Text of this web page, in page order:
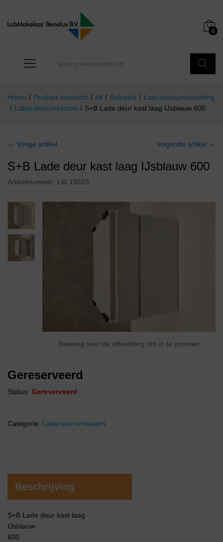
0
Home / Product overzicht / All / Saleable / Laboratoriuminrichting
/ Laboratoriumkasten / S+B Lade deur kast laag IJsblauw 600
← Vorige artikel volgende artikel →
S+B Lade deur kast laag IJsblauw 600
Artikelnummer: LM 15523
Beweeg over de afbeelding om in te zoomen
Gereserveerd
Status: Gereserveerd
Categorie: Laboratoriumkasten
Beschrijving
S+B Lade deur kast laag
IJsblauw
600